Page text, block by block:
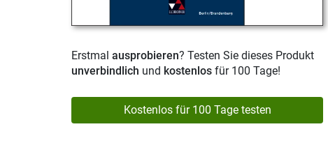
Erstmal ausprobieren? Testen Sie dieses Produkt
unverbindlich und kostenlos für 100 Tage!
Kostenlos für 100 Tage testen